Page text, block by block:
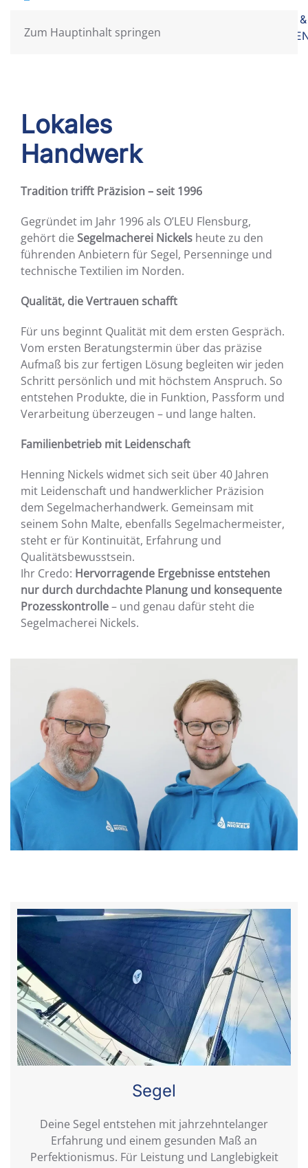
Zum Hauptinhalt springen
HOMEAKTUELLESSEGELPERSENNING
HAUS &
Lokales
Handwerk
Tradition trifft Präzision – seit 1996
Gegründet im Jahr 1996 als O’LEU Flensburg,
gehört die Segelmacherei Nickels heute zu den
führenden Anbietern für Segel, Persenninge und
technische Textilien im Norden.
Qualität, die Vertrauen schafft
Für uns beginnt Qualität mit dem ersten Gespräch.
Vom ersten Beratungstermin über das präzise
Aufmaß bis zur fertigen Lösung begleiten wir jeden
Schritt persönlich und mit höchstem Anspruch. So
entstehen Produkte, die in Funktion, Passform und
Verarbeitung überzeugen – und lange halten.
Familienbetrieb mit Leidenschaft
Henning Nickels widmet sich seit über 40 Jahren
mit Leidenschaft und handwerklicher Präzision
dem Segelmacherhandwerk. Gemeinsam mit
seinem Sohn Malte, ebenfalls Segelmachermeister,
steht er für Kontinuität, Erfahrung und
Qualitätsbewusstsein.
Ihr Credo: Hervorragende Ergebnisse entstehen
nur durch durchdachte Planung und konsequente
Prozesskontrolle– und genau dafür steht die
Segelmacherei Nickels.
Segel
Deine Segel entstehen mit jahrzehntelanger
Erfahrung und einem gesunden Maß an
Perfektionismus. Für Leistung und Langlebigkeit